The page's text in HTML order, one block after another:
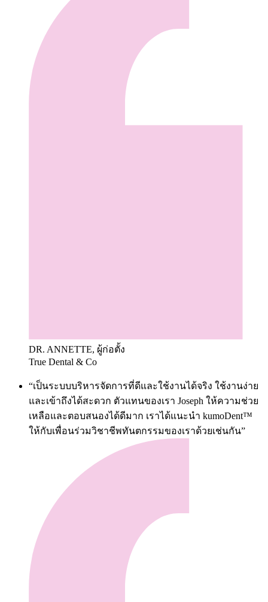
DR. ANNETTE, ผู้ก่อตั้ง
True Dental & Co
“เป็นระบบบริหารจัดการที่ดีและใช้งานได้จริง ใช้งานง่าย
และเข้าถึงได้สะดวก ตัวแทนของเรา Joseph ให้ความช่วย
เหลือและตอบสนองได้ดีมาก เราได้แนะนำ kumoDent™
ให้กับเพื่อนร่วมวิชาชีพทันตกรรมของเราด้วยเช่นกัน”